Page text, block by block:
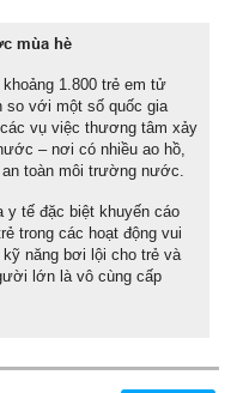
mùa hè
1.800 trẻ em tử
so với một số quốc gia
vụ việc thương tâm xảy
– nơi có nhiều ao hồ,
toàn môi trường nước.
tế đặc biệt khuyến cáo
trong các hoạt động vui
năng bơi lội cho trẻ và
lớn là vô cùng cấp